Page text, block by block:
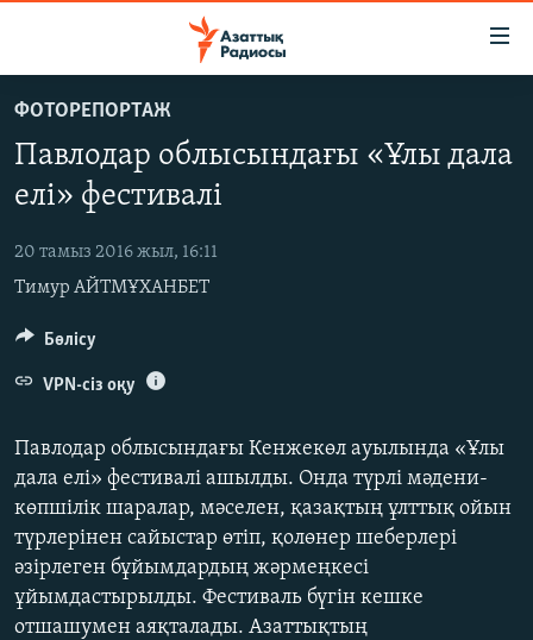
main
content
to
Navigation
Skip
Search
САЯСАТ
AZATTYQTV
ҚАҢТАР ОҚИҒАСЫ
АДАМ ҚҰҚЫҚТАРЫ
ӘЛЕУМЕТ
ӘЛЕМ
Русский
ЖАЗЫЛЫҢЫЗ
ФОТОРЕПОРТАЖ
Павлодар облысындағы «Ұлы дала
елі» фестивалі
20 тамыз 2016 жыл, 16:11
Тимур АЙТМҰХАНБЕТ
Павлодар облысындағы Кенжекөл ауылында «Ұлы
дала елі» фестивалі ашылды. Онда түрлі мәдени-
көпшілік шаралар, мәселен, қазақтың ұлттық ойын
түрлерінен сайыстар өтіп, қолөнер шеберлері
әзірлеген бұйымдардың жәрмеңкесі
ұйымдастырылды. Фестиваль бүгін кешке
отшашумен аяқталады. Азаттықтың
Бөлісу
VPN-сіз оқу